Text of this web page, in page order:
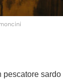
pescatore